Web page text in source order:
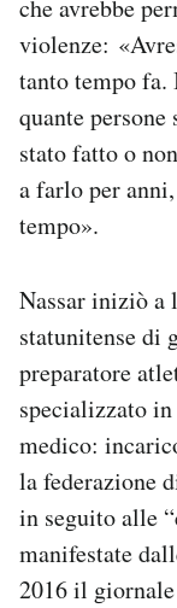
che avrebbe
violenze:
tanto tempo fa.
quante
stato fatto o
a farlo per
tempo».
Nassar iniziò a
statunitense di
preparatore
specializzato
medico:
la federazione
in seguito alle
manifestate
2016 il